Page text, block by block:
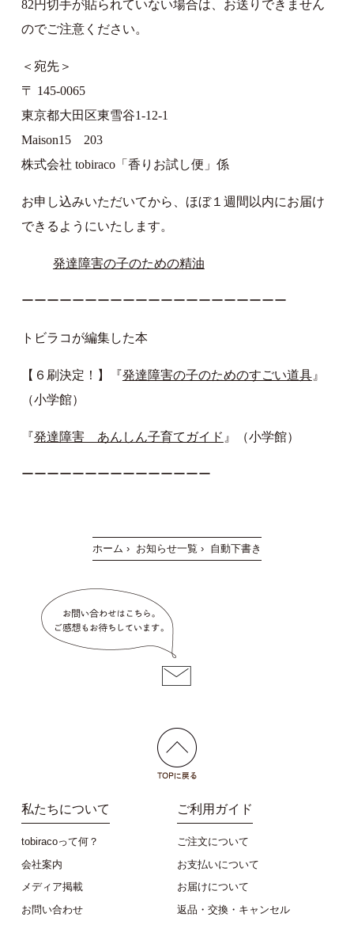
82円切手が貼られていない場合は、お送りできません
のでご注意ください。
＜宛先＞
〒 145-0065
東京都大田区東雪谷1-12-1
Maison15 203
株式会社 tobiraco「香りお試し便」係
お申し込みいただいてから、ほぼ１週間以内にお届け
できるようにいたします。
発達障害の子のための精油
ーーーーーーーーーーーーーーーーーーーーー
トビラコが編集した本
【６刷決定！】『発達障害の子のためのすごい道具』
（小学館）
『発達障害 あんしん子育てガイド 』（小学館）
ーーーーーーーーーーーーーーー
ホーム › お知らせ一覧 › 自動下書き
私たちについて
tobiracoって何？
会社案内
メディア掲載
お問い合わせ
ご利用ガイド
ご注文について
お支払いについて
お届けについて
返品・交換・キャンセル